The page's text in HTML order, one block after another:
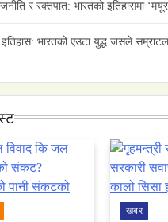
र रक्तपात: भारतको इतिहासमा
भारतको एउटा युद्ध जसले
खबर